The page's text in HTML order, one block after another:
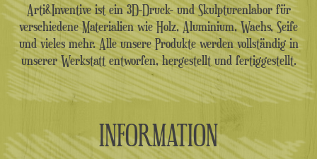
Arti&Inventive ist ein 3D-Druck- und Skulpturenlabor für
verschiedene Materialien wie Holz, Aluminium, Wachs, Seife
und vieles mehr. Alle unsere Produkte werden vollständig in
unserer Werkstatt entworfen, hergestellt und fertiggestellt.
INFORMATION